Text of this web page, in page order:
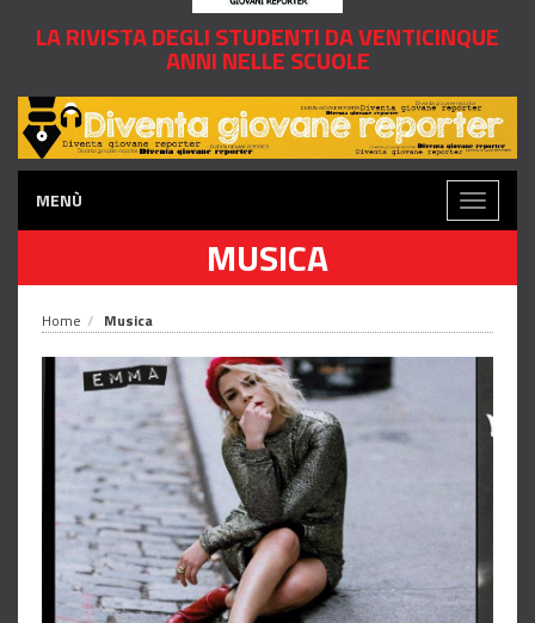
LA RIVISTA DEGLI STUDENTI DA VENTICINQUE
ANNI NELLE SCUOLE
MENÙ
Toggle
MUSICA
Home Musica